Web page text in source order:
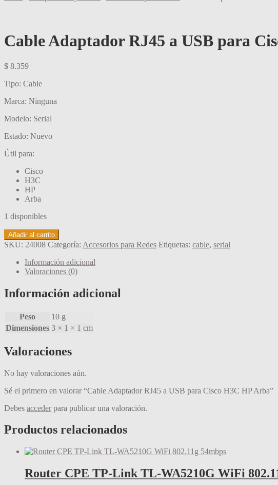
Cable Adaptador RJ45 a USB para
$ 8.359
Tipo: Cable
Marca: Ninguna
Modelo: Serial
Estado: Nuevo
Útil para:
Cisco
H3C
HP
Arba
1 disponibles
Cable
Adaptador
USB
Cisco
H3C
Arba
cantidad
Añadir al carrito
SKU: 24008 Categoría: Accesorios para Redes Etiquetas: cable, serial
Información adicional
Valoraciones (0)
Información adicional
Peso
10 g
Dimensiones 3 × 1 × 1 cm
Valoraciones
No hay valoraciones aún.
Sé el primero en valorar “Cable Adaptador RJ45 a USB para Cisco H3C HP Arba”
Debes acceder para publicar una valoración.
Productos relacionados
Router CPE TP-Link TL-WA5210G WiFi